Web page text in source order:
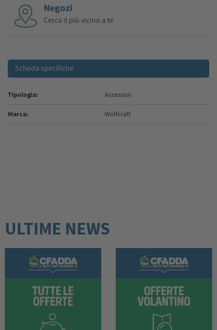
Negozi
Cerca il più vicino a te
Scheda specifiche
Tipologia: Accessori
Marca: Wolfcraft
ULTIME NEWS